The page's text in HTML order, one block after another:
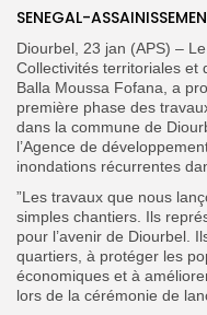
FR
SENEGAL-
‎Diourbel, 23 jan (APS) –
Collectivités territoriales et
Balla Moussa Fofana, a
première phase des
dans la commune de
l’Agence de
inondations récurrentes
‎”Les travaux que nous
simples chantiers. Ils
pour l’avenir de Diourbel.
quartiers, à protéger les
économiques et à
lors de la cérémonie de